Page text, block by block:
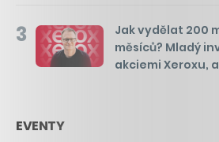
3
Jak vydělat 200
měsíců? Mladý
akciemi Xeroxu,
EVENTY